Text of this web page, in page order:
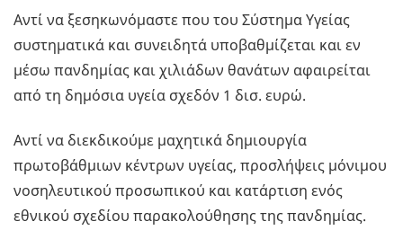
Αντί να ξεσηκωνόμαστε που του Σύστημα Υγείας
συστηματικά και συνειδητά υποβαθμίζεται και εν
μέσω πανδημίας και χιλιάδων θανάτων αφαιρείται
από τη δημόσια υγεία σχεδόν 1 δισ. ευρώ.
Αντί να διεκδικούμε μαχητικά δημιουργία
πρωτοβάθμιων κέντρων υγείας, προσλήψεις μόνιμου
νοσηλευτικού προσωπικού και κατάρτιση ενός
εθνικού σχεδίου παρακολούθησης της πανδημίας.